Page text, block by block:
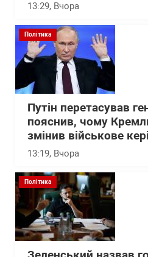
13:29, Вчора
Політика
Путін перетасував
пояснив, чому
змінив військове
13:19, Вчора
Політика